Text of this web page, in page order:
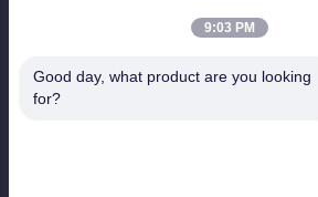
Snelkoppelingen
9:03 PM
Good day, what product are you looking
for?